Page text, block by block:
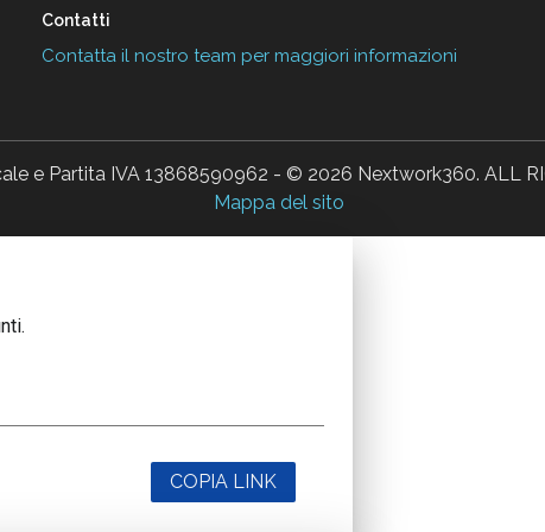
Contatti
Contatta il nostro team per maggiori informazioni
e Partita IVA 13868590962 - © 2026 Nextwork360. ALL
Mappa del sito
COPIA LINK